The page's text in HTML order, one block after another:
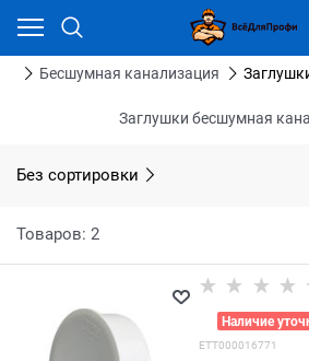
Бесшумная канализация
Заглушки бесшумная
Без сортировки
Товаров: 2
Наличие
EТТ000016771
Ваш город - Тюмень,
угадали?
ДА НЕТ